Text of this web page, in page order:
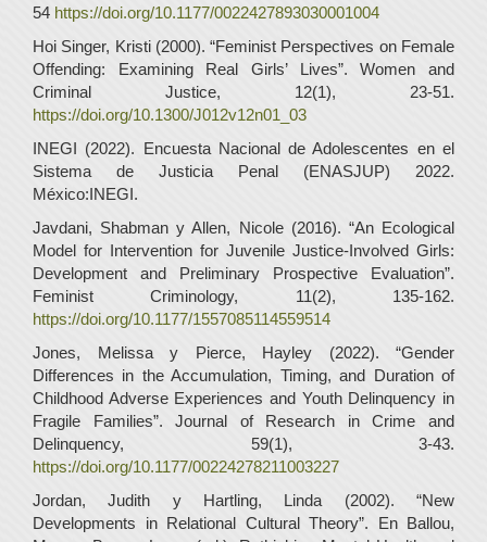
54 https://doi.org/10.1177/0022427893030001004
Hoi Singer, Kristi (2000). “Feminist Perspectives on Female
Offending: Examining Real Girls’ Lives”. Women and
Criminal Justice, 12(1), 23-51.
https://doi.org/10.1300/J012v12n01_03
INEGI (2022). Encuesta Nacional de Adolescentes en el
Sistema de Justicia Penal (ENASJUP) 2022.
México:INEGI.
Javdani, Shabman y Allen, Nicole (2016). “An Ecological
Model for Intervention for Juvenile Justice-Involved Girls:
Development and Preliminary Prospective Evaluation”.
Feminist Criminology, 11(2), 135-162.
https://doi.org/10.1177/1557085114559514
Jones, Melissa y Pierce, Hayley (2022). “Gender
Differences in the Accumulation, Timing, and Duration of
Childhood Adverse Experiences and Youth Delinquency in
Fragile Families”. Journal of Research in Crime and
Delinquency, 59(1), 3-43.
https://doi.org/10.1177/00224278211003227
Jordan, Judith y Hartling, Linda (2002). “New
Developments in Relational Cultural Theory”. En Ballou,